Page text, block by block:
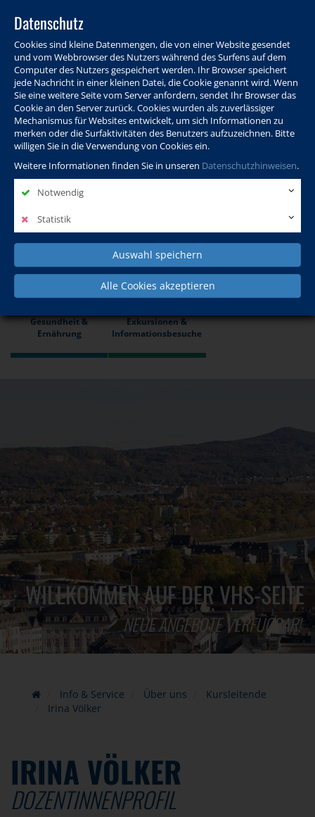
Datenschutz
Cookies sind kleine Datenmengen, die von einer Website gesendet
und vom Webbrowser des Nutzers während des Surfens auf dem
Computer des Nutzers gespeichert werden. Ihr Browser speichert
jede Nachricht in einer kleinen Datei, die Cookie genannt wird. Wenn
Sie eine weitere Seite vom Server anfordern, sendet Ihr Browser das
Cookie an den Server zurück. Cookies wurden als zuverlässiger
Mechanismus für Websites entwickelt, um sich Informationen zu
merken oder die Surfaktivitäten des Benutzers aufzuzeichnen. Bitte
willigen Sie in die Verwendung von Cookies ein.
Weitere Informationen finden Sie in unseren Datenschutzhinweisen.
Notwendig
Statistik
Auswahl speichern
Alle Cookies akzeptieren
Programm Info & Service Aktuelles Warenkorb Login
Ansprechpersonen Kontakt Sitemap
Politik, Wissenschaft &
Internationales
Beruf, IT & Digitales
Gesundheit &
Ernährung
Exkursionen &
Informationsbesuche
WILLKOMMEN AUF DER VHS-SEITE
NEUE ANGEBOTE VERFÜGBAR!
Info & Service Über uns
Kursleitende
Irina Völker
IRINA VÖLKER
DOZENTINNENPROFIL